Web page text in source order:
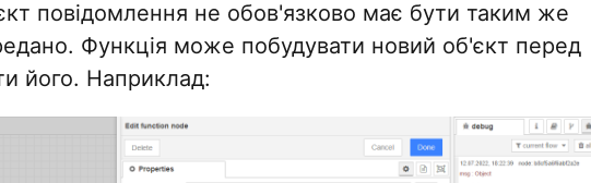
повідомлення не обов'язково має бути таким же
Функція може побудувати новий об'єкт перед
його. Наприклад: